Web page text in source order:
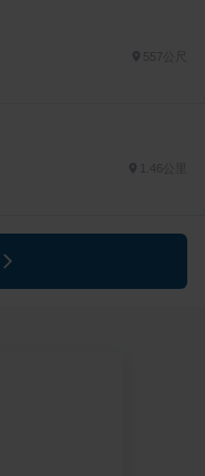
557公尺
1.46公里